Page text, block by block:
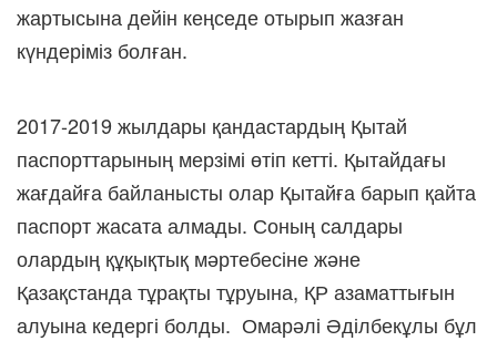
жартысына дейін кеңседе отырып жазған
күндеріміз болған.
2017-2019 жылдары қандастардың Қытай
паспорттарының мерзімі өтіп кетті. Қытайдағы
жағдайға байланысты олар Қытайға барып қайта
паспорт жасата алмады. Соның салдары
олардың құқықтық мәртебесіне және
Қазақстанда тұрақты тұруына, ҚР азаматтығын
алуына кедергі болды. Омарәлі Әділбекұлы бұл